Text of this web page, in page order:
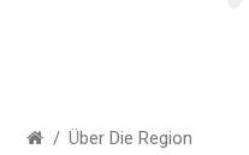
Über Die Region